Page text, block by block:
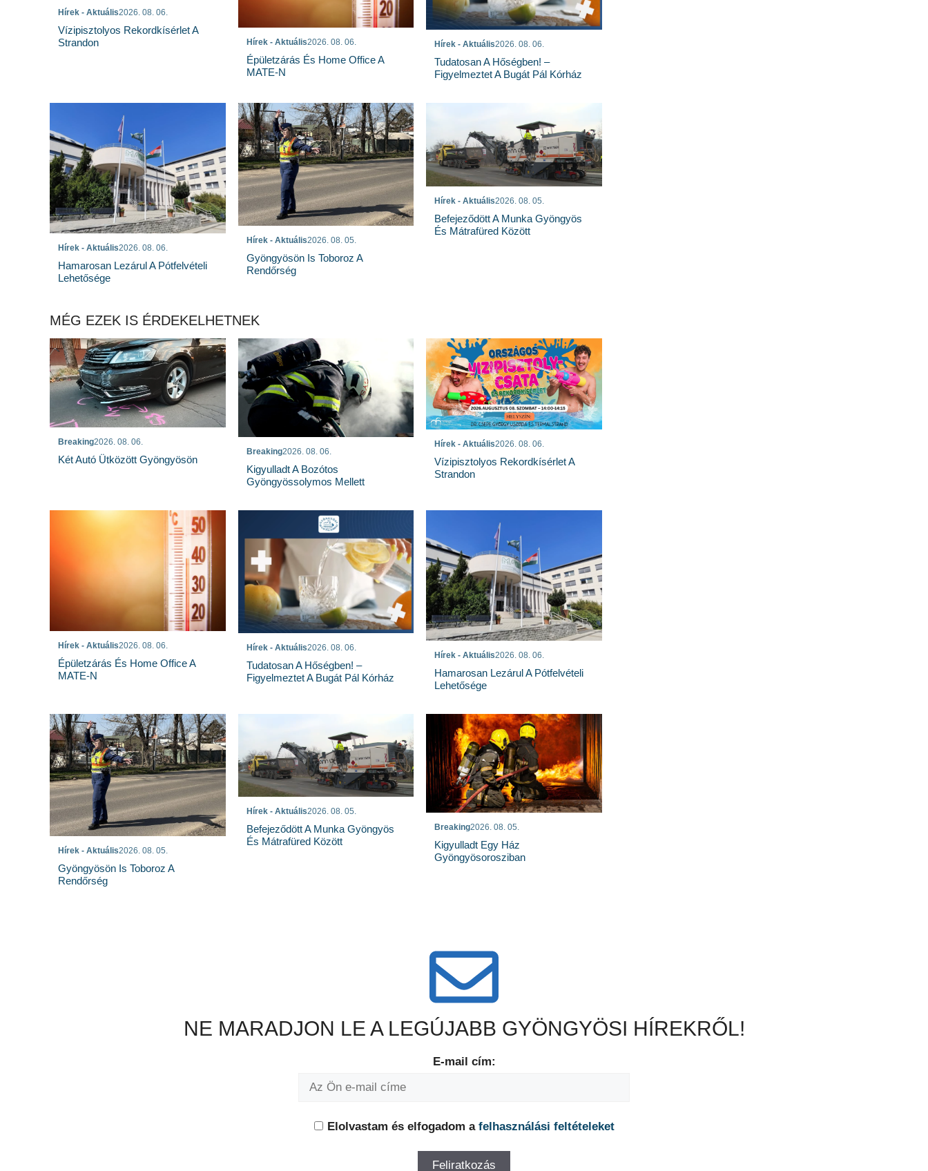
Hírek - Aktuális2026. 08. 06.
Vízipisztolyos Rekordkísérlet A
Strandon
Hírek - Aktuális2026. 08. 06.
Épületzárás És Home Office A
MATE-N
Hírek - Aktuális2026. 08. 06.
Tudatosan A Hőségben! –
Figyelmeztet A Bugát Pál Kórház
Hírek - Aktuális2026. 08. 06.
Hamarosan Lezárul A Pótfelvételi
Lehetősége
Hírek - Aktuális2026. 08. 05.
Gyöngyösön Is Toboroz A
Rendőrség
Hírek - Aktuális2026. 08. 05.
Befejeződött A Munka Gyöngyös
És Mátrafüred Között
MÉG EZEK IS ÉRDEKELHETNEK
Breaking2026. 08. 06.
Két Autó Ütközött Gyöngyösön
Breaking2026. 08. 06.
Kigyulladt A Bozótos
Gyöngyössolymos Mellett
Hírek - Aktuális2026. 08. 06.
Vízipisztolyos Rekordkísérlet A
Strandon
Hírek - Aktuális2026. 08. 06.
Épületzárás És Home Office A
MATE-N
Hírek - Aktuális2026. 08. 06.
Tudatosan A Hőségben! –
Figyelmeztet A Bugát Pál Kórház
Hírek - Aktuális2026. 08. 06.
Hamarosan Lezárul A Pótfelvételi
Lehetősége
Hírek - Aktuális2026. 08. 05.
Gyöngyösön Is Toboroz A
Rendőrség
Hírek - Aktuális2026. 08. 05.
Befejeződött A Munka Gyöngyös
És Mátrafüred Között
Breaking2026. 08. 05.
Kigyulladt Egy Ház
Gyöngyösorosziban
NE MARADJON LE A LEGÚJABB GYÖNGYÖSI HÍREKRŐL!
E-mail cím:
Elolvastam és elfogadom a felhasználási feltételeket